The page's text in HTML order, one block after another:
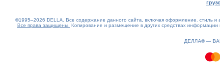
©1995–2026 DELLA. Все содержание данного сайта, включая оформление, стиль и
Все права защищены. Копирование и размещение в других средствах
ДЕЛЛА® —